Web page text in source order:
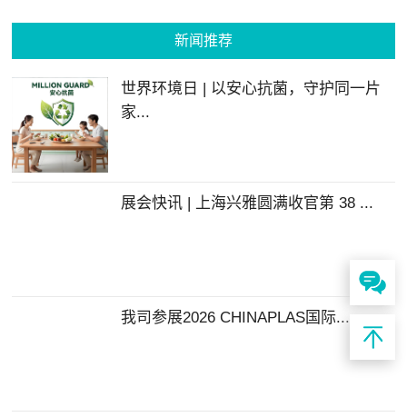
新闻推荐
世界环境日 | 以安心抗菌，守护同一片
家...
展会快讯 | 上海兴雅圆满收官第 38 ...
我司参展2026 CHINAPLAS国际...